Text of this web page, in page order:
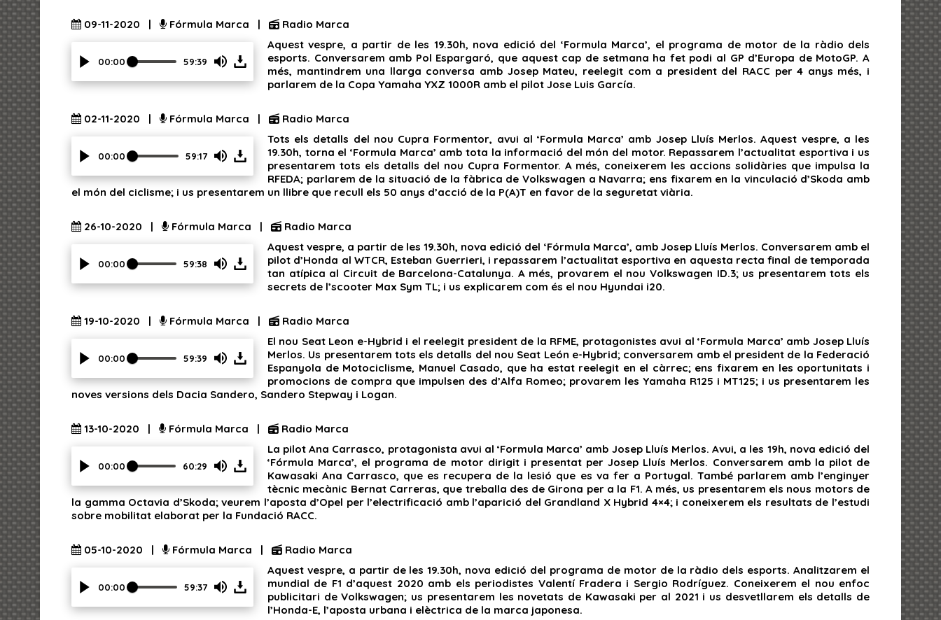
to
show
slider.
09-11-2020 | Fórmula Marca | Radio Marca
00:00 59:39
Enter
Space
to
volume
slider.
Aquest vespre, a partir de les 19.30h, nova edició del ‘Formula Marca’, el programa de motor de la ràdio dels
esports. Conversarem amb Pol Espargaró, que aquest cap de setmana ha fet podi al GP d’Europa de MotoGP. A
més, mantindrem una llarga conversa amb Josep Mateu, reelegit com a president del RACC per 4 anys més, i
parlarem de la Copa Yamaha YXZ 1000R amb el pilot Jose Luis García.
02-11-2020 | Fórmula Marca | Radio Marca
00:00 59:17
Enter
or
to
show
slider.
Tots els detalls del nou Cupra Formentor, avui al ‘Formula Marca’ amb Josep Lluís Merlos. Aquest vespre, a les
19.30h, torna el ‘Formula Marca’ amb tota la informació del món del motor. Repassarem l’actualitat esportiva i us
presentarem tots els detalls del nou Cupra Formentor. A més, coneixerem les accions solidàries que impulsa la
RFEDA; parlarem de la situació de la fàbrica de Volkswagen a Navarra; ens fixarem en la vinculació d’Skoda amb
el món del ciclisme; i us presentarem un llibre que recull els 50 anys d’acció de la P(A)T en favor de la seguretat viària.
26-10-2020 | Fórmula Marca | Radio Marca
00:00 59:38
Enter
Space
to
volume
slider.
Aquest vespre, a partir de les 19.30h, nova edició del ‘Fórmula Marca’, amb Josep Lluís Merlos. Conversarem amb el
pilot d’Honda al WTCR, Esteban Guerrieri, i repassarem l’actualitat esportiva en aquesta recta final de temporada
tan atípica al Circuit de Barcelona-Catalunya. A més, provarem el nou Volkswagen ID.3; us presentarem tots els
secrets de l’scooter Max Sym TL; i us explicarem com és el nou Hyundai i20.
19-10-2020 | Fórmula Marca | Radio Marca
00:00 59:39
Enter
or
to
show
slider.
El nou Seat Leon e-Hybrid i el reelegit president de la RFME, protagonistes avui al ‘Formula Marca’ amb Josep Lluís
Merlos. Us presentarem tots els detalls del nou Seat León e-Hybrid; conversarem amb el president de la Federació
Espanyola de Motociclisme, Manuel Casado, que ha estat reelegit en el càrrec; ens fixarem en les oportunitats i
promocions de compra que impulsen des d’Alfa Romeo; provarem les Yamaha R125 i MT125; i us presentarem les
noves versions dels Dacia Sandero, Sandero Stepway i Logan.
13-10-2020 | Fórmula Marca | Radio Marca
00:00 60:29
Enter
or
Space
show
volume
La pilot Ana Carrasco, protagonista avui al ‘Formula Marca’ amb Josep Lluís Merlos. Avui, a les 19h, nova edició del
‘Fórmula Marca’, el programa de motor dirigit i presentat per Josep Lluís Merlos. Conversarem amb la pilot de
Kawasaki Ana Carrasco, que es recupera de la lesió que es va fer a Portugal. També parlarem amb l’enginyer
tècnic mecànic Bernat Carreras, que treballa des de Girona per a la F1. A més, us presentarem els nous motors de
la gamma Octavia d’Skoda; veurem l’aposta d’Opel per l’electrificació amb l’aparició del Grandland X Hybrid 4×4; i coneixerem els resultats de l’estudi
sobre mobilitat elaborat per la Fundació RACC.
05-10-2020 | Fórmula Marca | Radio Marca
00:00 59:37
Enter
Aquest vespre, a partir de les 19.30h, nova edició del programa de motor de la ràdio dels esports. Analitzarem el
mundial de F1 d’aquest 2020 amb els periodistes Valentí Fradera i Sergio Rodríguez. Coneixerem el nou enfoc
publicitari de Volkswagen; us presentarem les novetats de Kawasaki per al 2021 i us desvetllarem els detalls de
l’Honda-E, l’aposta urbana i elèctrica de la marca japonesa.